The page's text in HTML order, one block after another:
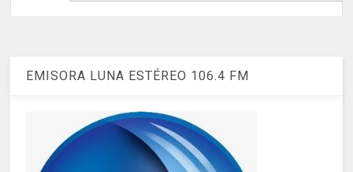
EMISORA LUNA ESTÉREO 106.4 FM